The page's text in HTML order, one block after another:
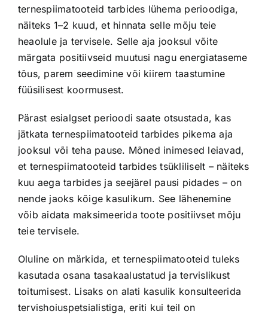
ternespiimatooteid tarbides lühema perioodiga,
näiteks 1–2 kuud, et hinnata selle mõju teie
heaolule ja tervisele. Selle aja jooksul võite
märgata positiivseid muutusi nagu energiataseme
tõus, parem seedimine või kiirem taastumine
füüsilisest koormusest.
Pärast esialgset perioodi saate otsustada, kas
jätkata ternespiimatooteid tarbides pikema aja
jooksul või teha pause. Mõned inimesed leiavad,
et ternespiimatooteid tarbides tsükliliselt – näiteks
kuu aega tarbides ja seejärel pausi pidades – on
nende jaoks kõige kasulikum. See lähenemine
võib aidata maksimeerida toote positiivset mõju
teie tervisele.
Oluline on märkida, et ternespiimatooteid tuleks
kasutada osana tasakaalustatud ja tervislikust
toitumisest. Lisaks on alati kasulik konsulteerida
tervishoiuspetsialistiga, eriti kui teil on